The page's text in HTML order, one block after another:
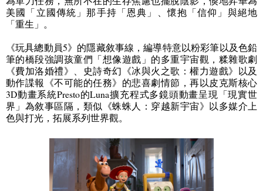
美國「立國傳統」那手持「恩典」、懷抱「信仰」與絕地
「重生」。
《玩具總動員5》的隱藏敘事線，編導特意以粉彩筆以及色鉛
筆的橋段強調孩童們「想像遊戲」的多重宇宙觀，糅雜歌劇
《費加洛婚禮》、史詩奇幻《冰與火之歌：權力遊戲》以及
動作諜報《不可能的任務》的悲喜劇情節，再以皮克斯核心
3D動畫系統Presto的Luna擴充程式多鏡頭動畫呈現「現實世
界」為敘事區隔，類似《蛛蛛人：穿越新宇宙》以多媒介上
色與打光，拓展系列世界觀。